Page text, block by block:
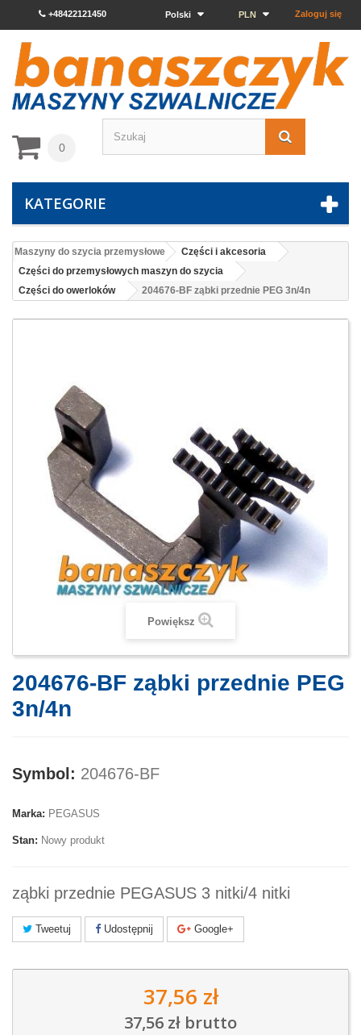
Zaloguj się
PLN
Polski
+48422121450
0
KATEGORIE
Maszyny do szycia przemysłowe
Części i akcesoria
Części do przemysłowych maszyn do szycia
Części do owerloków
204676-BF ząbki przednie PEG 3n/4n
Powiększ
204676-BF ząbki przednie PEG
3n/4n
Symbol: 204676-BF
Marka: PEGASUS
Stan: Nowy produkt
ząbki przednie PEGASUS 3 nitki/4 nitki
Tweetuj Udostępnij Google+
37,56 zł
37,56 zł brutto